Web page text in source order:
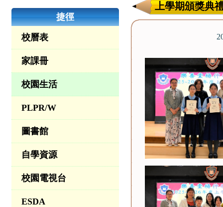
捷徑
校曆表
家課冊
校園生活
PLPR/W
圖書館
自學資源
校園電視台
ESDA
上學期頒獎典